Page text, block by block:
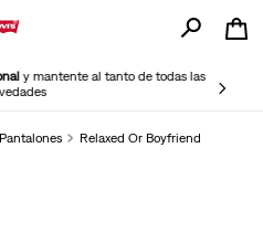
y mantente al tanto de todas las
Relaxed Or Boyfriend